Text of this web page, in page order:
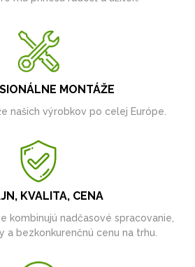
MONTÁŽE
našich výrobkov po celej Európe.
KVALITA, CENA
kombinujú nadčasové spracovanie,
a bezkonkurenčnú cenu na trhu.